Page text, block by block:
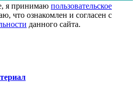
я принимаю пользовательское
что ознакомлен и согласен с
данного сайта.